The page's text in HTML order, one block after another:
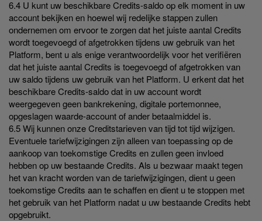
6.4 U kunt uw beschikbare Credits-saldo op elk moment in uw
account bekijken en hoewel wij redelijke stappen zullen
ondernemen om ervoor te zorgen dat het juiste aantal Credits
wordt toegevoegd of afgetrokken tijdens uw gebruik van het
Platform, bent u als enige verantwoordelijk voor het verifiëren
dat het juiste aantal Credits is toegevoegd of afgetrokken van
uw saldo tijdens uw gebruik van het Platform. U erkent dat het
beschikbare Credits-saldo dat in uw account wordt
weergegeven geen bankrekening, digitale portemonnee,
opgeslagen waarde-account of ander betaalmiddel is.
6.5 Wij kunnen onze Creditstarieven van tijd tot tijd wijzigen.
Eventuele tariefwijzigingen zijn alleen van toepassing op de
aankoop van toekomstige Credits en zullen geen invloed
hebben op uw bestaande Credits. Als u bezwaar maakt tegen
het van kracht worden van de tariefwijzigingen, dient u geen
toekomstige Credits aan te schaffen en dient u te stoppen met
het gebruik van het Platform nadat u uw bestaande Credits hebt
opgebruikt.